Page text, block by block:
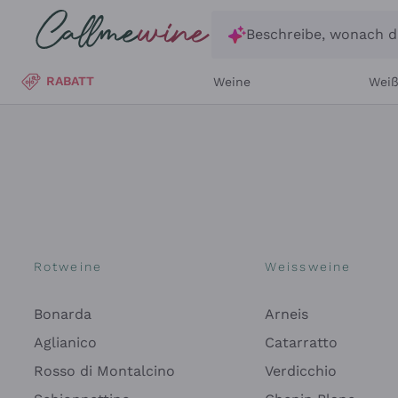
Zum Hauptinhalt springen
Beschreibe, wonach
RABATT Weine
Rotweine
Bonarda
Aglianico
Rosso di Montalcino
Weissweine
Arneis
Catarratto
Verdicchio